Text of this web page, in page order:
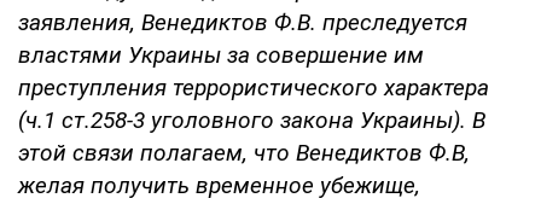
заявления, Венедиктов Ф.В. преследуется
властями Украины за совершение им
преступления террористического характера
(ч.1 ст.258-3 уголовного закона Украины). В
этой связи полагаем, что Венедиктов Ф.В,
желая получить временное убежище,